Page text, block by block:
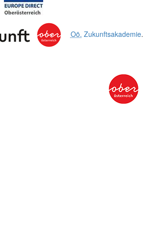
Oö. Zukunftsakademie.